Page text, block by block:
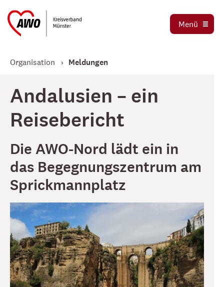
Menü
Ortsvereine
Organisation
Meldungen
Andalusien – ein
Reisebericht
Die AWO-Nord lädt ein in
das Begegnungszentrum am
Sprickmannplatz